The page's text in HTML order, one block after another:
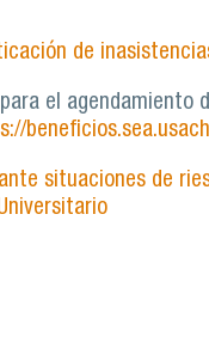
de
el agendamiento
situaciones de